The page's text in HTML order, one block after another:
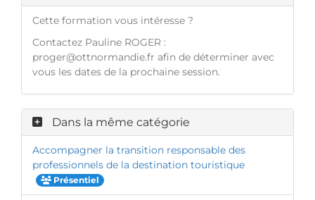
Cette formation vous intéresse ?
Contactez Pauline ROGER :
proger@ottnormandie.fr afin de déterminer avec
vous les dates de la prochaine session.
Dans la même catégorie
Accompagner la transition responsable des
professionnels de la destination touristique
Présentiel